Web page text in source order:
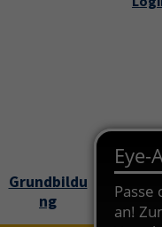
Grundbildu
ng